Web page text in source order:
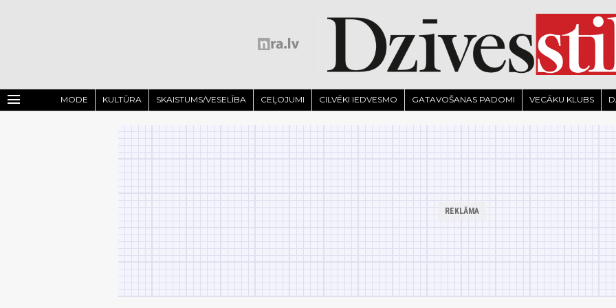
menu MODE KULTŪRA SKAISTUMS/VESELĪBA CEĻOJUMI CILVĒKI IEDVESMO GATAVOŠANAS PADOMI VECĀKU KLUBS